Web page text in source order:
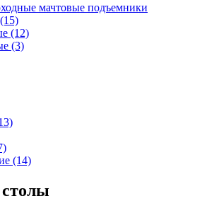
мачтовые подъемники
(12)
(3)
(14)